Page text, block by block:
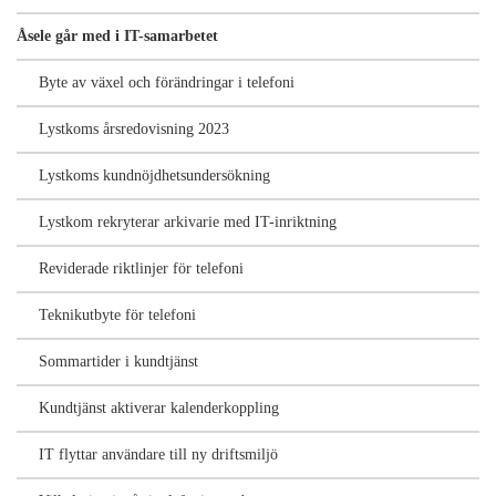
Åsele går med i IT-samarbetet
Byte av växel och förändringar i telefoni
Lystkoms årsredovisning 2023
Lystkoms kundnöjdhetsundersökning
Lystkom rekryterar arkivarie med IT-inriktning
Reviderade riktlinjer för telefoni
Teknikutbyte för telefoni
Sommartider i kundtjänst
Kundtjänst aktiverar kalenderkoppling
IT flyttar användare till ny driftsmiljö